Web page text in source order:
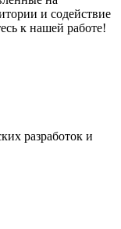
и содействие
к нашей работе!
разработок и